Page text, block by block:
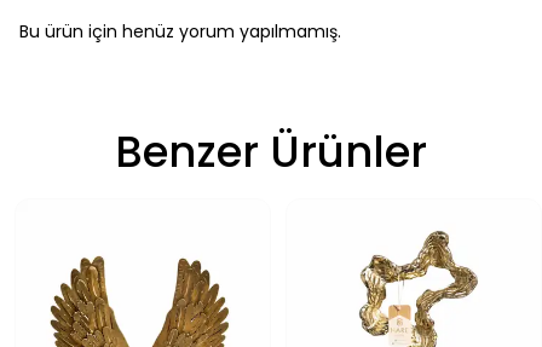
Bu ürün için henüz yorum yapılmamış.
Benzer Ürünler